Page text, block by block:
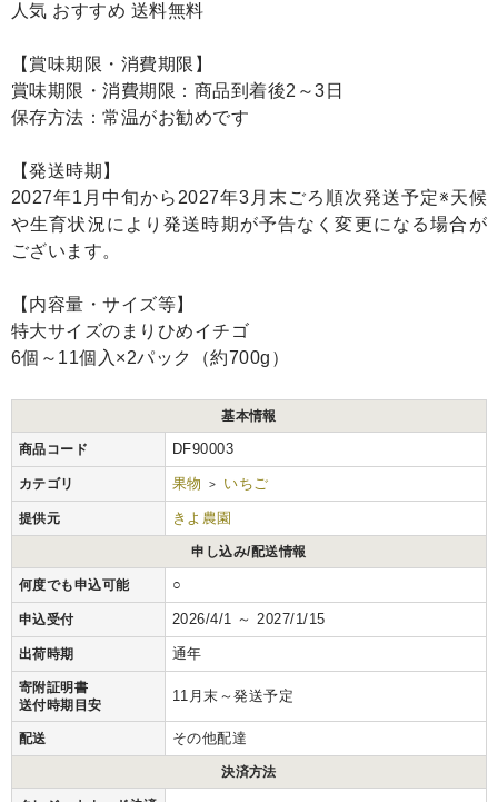
人気 おすすめ 送料無料
【賞味期限・消費期限】
賞味期限・消費期限：商品到着後2～3日
保存方法：常温がお勧めです
【発送時期】
2027年1月中旬から2027年3月末ごろ順次発送予定※天候
や生育状況により発送時期が予告なく変更になる場合が
ございます。
【内容量・サイズ等】
特大サイズのまりひめイチゴ
6個～11個入×2パック（約700g）
基本情報
商品コード DF90003
カテゴリ 果物 > いちご
提供元 きよ農園
申し込み/配送情報
何度でも申込可能 ○
申込受付 2026/4/1 ～ 2027/1/15
出荷時期 通年
寄附証明書
送付時期目安
11月末～発送予定
配送 その他配達
決済方法